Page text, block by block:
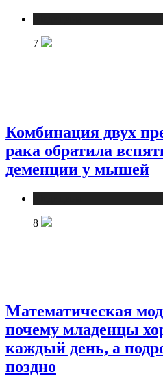
7
Комбинация двух
рака обратила
деменции у мышей
8
Математическая
почему младенцы
каждый день, а
поздно